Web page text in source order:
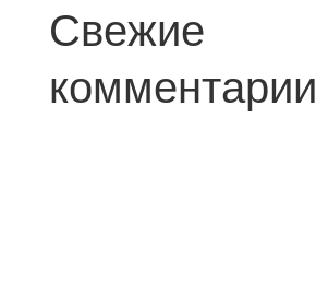
Свежие
комментарии